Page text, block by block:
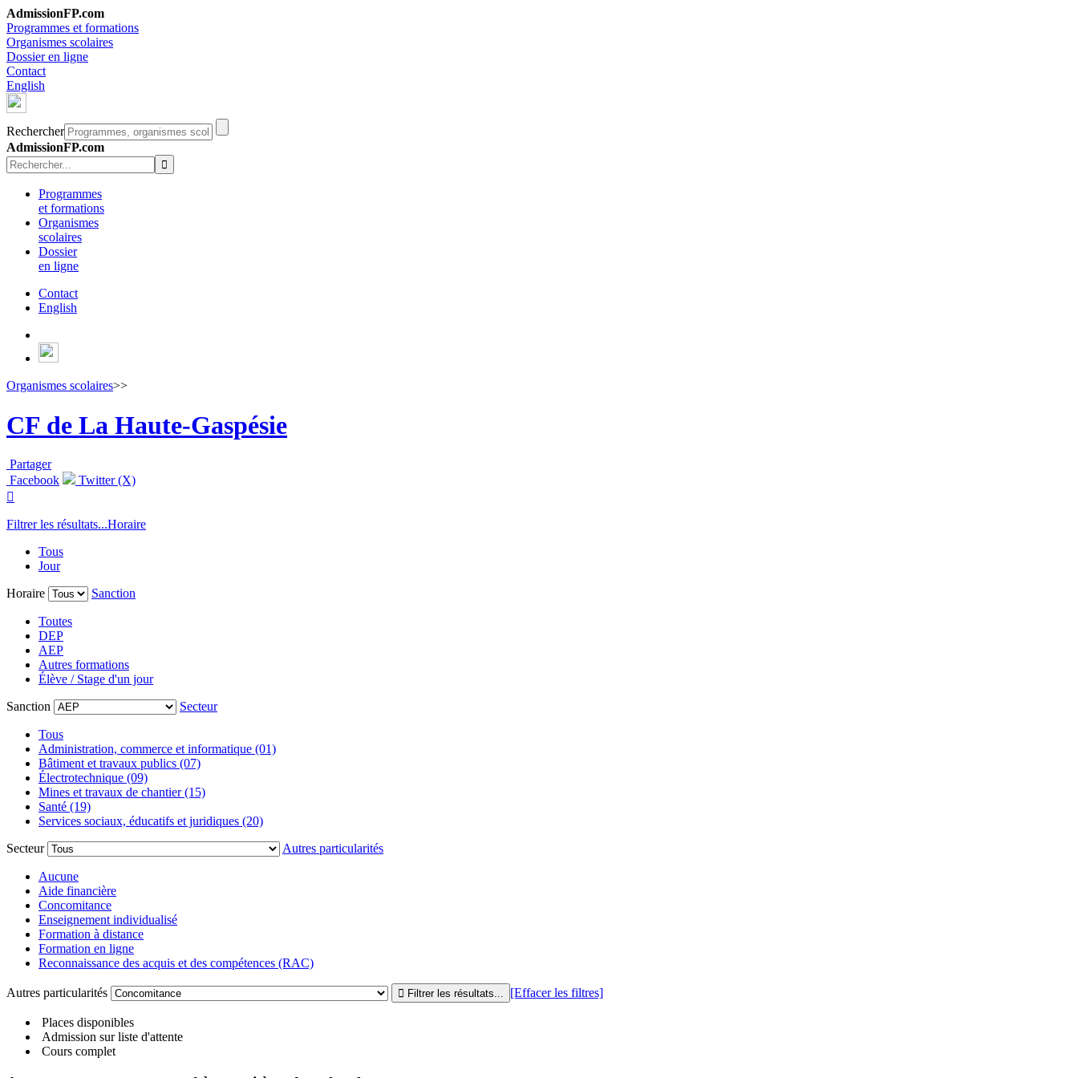
AdmissionFP.com
Programmes et formations
Organismes scolaires
Dossier en ligne
Contact
English
Rechercher
AdmissionFP.com
Programmes
et formations
Organismes
scolaires
Dossier
en ligne
Contact
English
Organismes scolaires>>
CF de La Haute-Gaspésie
Partager
Facebook
Twitter (X)

Filtrer les résultats...Horaire
Tous
Jour
Horaire
Sanction
Toutes
DEP
AEP
Autres formations
Élève / Stage d'un jour
Sanction
Secteur
Tous
Administration, commerce et informatique (01)
Bâtiment et travaux publics (07)
Électrotechnique (09)
Mines et travaux de chantier (15)
Santé (19)
Services sociaux, éducatifs et juridiques (20)
Secteur
Autres particularités
Aucune
Aide financière
Concomitance
Enseignement individualisé
Formation à distance
Formation en ligne
Reconnaissance des acquis et des compétences (RAC)
Autres particularités [Effacer les filtres]
Places disponibles
Admission sur liste d'attente
Cours complet